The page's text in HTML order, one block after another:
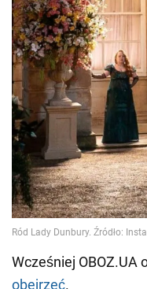
Wcześniej OBOZ.UA
obejrzeć.